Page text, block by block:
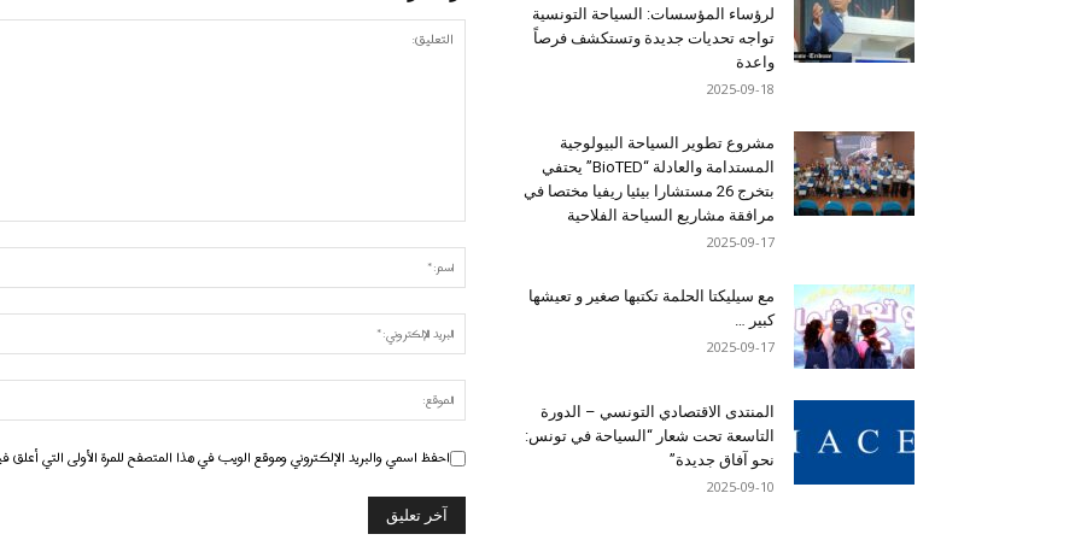
احفظ اسمي والبريد الإلكتروني وموقع الويب في هذا المتصفح للمرة الأولى التي أعلق
لرؤساء المؤسسات: السياحة التونسية
تواجه تحديات جديدة وتستكشف فرصاً
واعدة
2025-09-18
مشروع تطوير السياحة البيولوجية
المستدامة والعادلة “BioTED” يحتفي
بتخرج 26 مستشارا بيئيا ريفيا مختصا في
مرافقة مشاريع السياحة الفلاحية
2025-09-17
مع سيليكتا الحلمة تكتبها صغير و تعيشها
كبير …
2025-09-17
المنتدى الاقتصادي التونسي – الدورة
التاسعة تحت شعار “السياحة في تونس:
نحو آفاق جديدة”
2025-09-10